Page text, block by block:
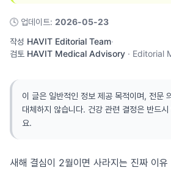
🕓 업데이트: 2026-05-23
작성 HAVIT Editorial Team·
검토 HAVIT Medical Advisory · Editorial
이 글은 일반적인 정보 제공 목적이며, 전문
대체하지 않습니다. 건강 관련 결정은 반드
요.
새해 결심이 2월이면 사라지는 진짜 이유